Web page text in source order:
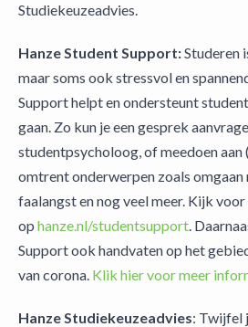
Studiekeuzeadvies.
Hanze Student Support:Studeren
maar soms ook stressvol en
Support helpt en ondersteunt
gaan. Zo kun je een gesprek
studentpsycholoog, of meedoen aan
omtrent onderwerpen zoals omgaan
faalangst en nog veel meer. Kijk
op hanze.nl/studentsupport.
Support ook handvaten op het
van corona. Klik hier voor meer
Hanze Studiekeuzeadvies: Twijfel